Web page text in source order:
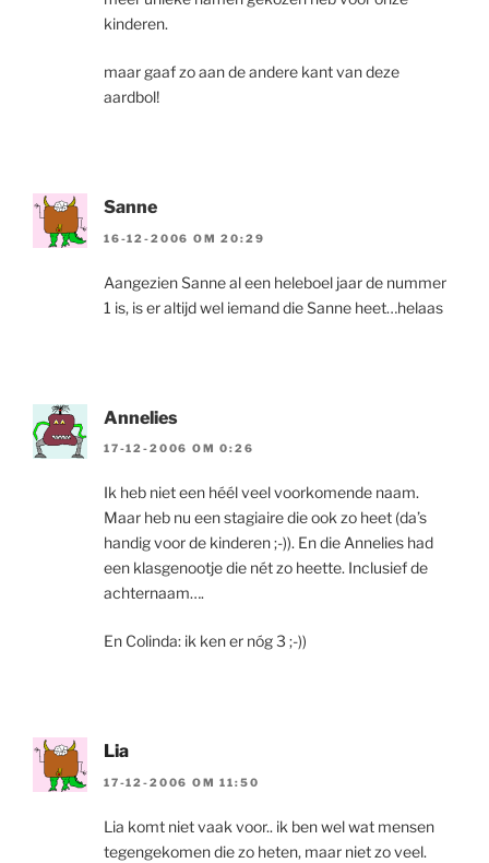
kinderen.
maar gaaf zo aan de andere kant van deze
aardbol!
Sanne
16-12-2006 OM 20:29
Aangezien Sanne al een heleboel jaar de nummer
1 is, is er altijd wel iemand die Sanne heet…helaas
Annelies
17-12-2006 OM 0:26
Ik heb niet een héél veel voorkomende naam.
Maar heb nu een stagiaire die ook zo heet (da’s
handig voor de kinderen ;-)). En die Annelies had
een klasgenootje die nét zo heette. Inclusief de
achternaam….
En Colinda: ik ken er nóg 3 ;-))
Lia
17-12-2006 OM 11:50
Lia komt niet vaak voor.. ik ben wel wat mensen
tegengekomen die zo heten, maar niet zo veel.